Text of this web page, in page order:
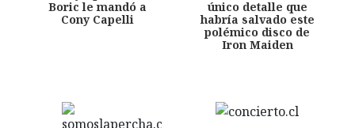
Boric le mandó a
Cony Capelli
único detalle que
habría salvado este
polémico disco de
Iron Maiden